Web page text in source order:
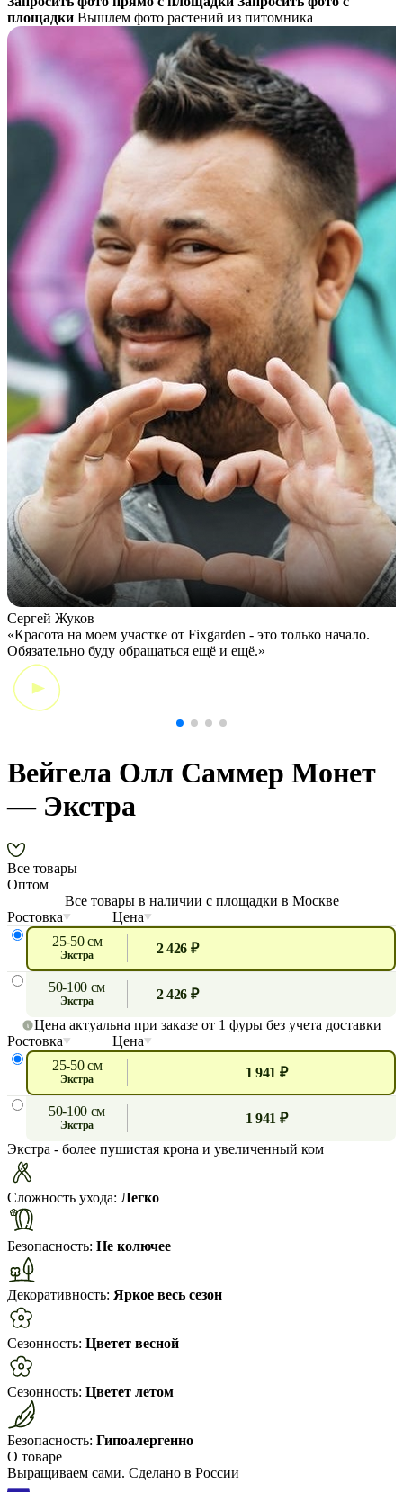
площадки Вышлем фото растений из питомника
Сергей Жуков
«Красота на моем участке от Fixgarden - это только начало.
Обязательно буду обращаться ещё и ещё.»
Вейгела Олл Саммер Монет
— Экстра
Все товары
Оптом
Все товары в наличии с площадки в Москве
Ростовка
Цена
25-50 см
экстра 2 426 ₽
50-100 см
экстра
2 426 ₽
Цена актуальна при заказе от 1 фуры без учета доставки
Ростовка
Цена
25-50 см
экстра 1 941 ₽
50-100 см
экстра
1 941 ₽
Экстра - более пушистая крона и увеличенный ком
Сложность ухода: Легко
Безопасность: Не колючее
Декоративность: Яркое весь сезон
Сезонность: Цветет весной
Сезонность: Цветет летом
Безопасность: Гипоалергенно
О товаре
Выращиваем сами. Сделано в России